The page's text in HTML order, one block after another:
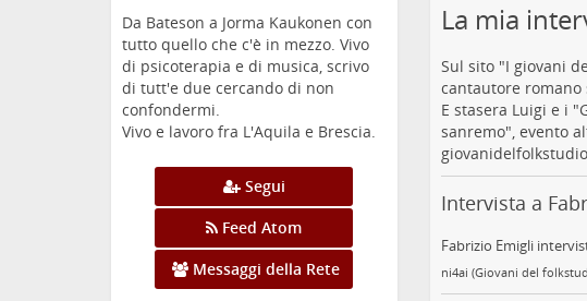
Da Bateson a Jorma Kaukonen con
tutto quello che c'è in mezzo. Vivo
di psicoterapia e di musica, scrivo
di tutt'e due cercando di non
confondermi.
Vivo e lavoro fra L'Aquila e Brescia.
Segui
Feed Atom
Messaggi della Rete
La mia
Sul sito "I giovani
cantautore romano
E stasera Luigi e i
sanremo", evento
Intervista a
Fabrizio Emigli
ni4ai (Giovani del